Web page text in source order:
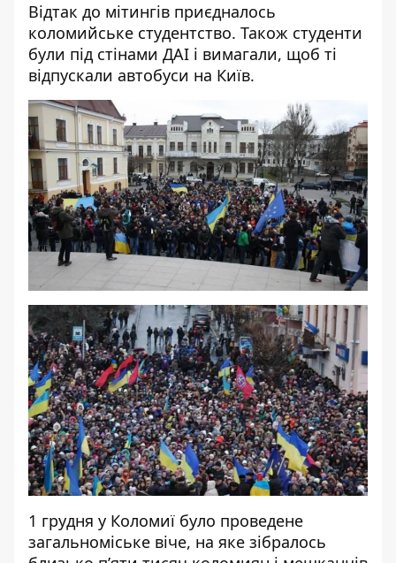
Відтак до мітингів приєдналось
коломийське студентство. Також студенти
були під стінами ДАІ і вимагали, щоб ті
відпускали автобуси на Київ.
1 грудня у Коломиї було проведене
загальноміське віче, на яке зібралось